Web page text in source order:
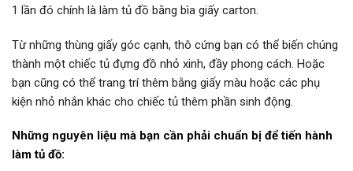
1 lần đó chính là làm tủ đồ bằng bìa giấy carton.
Từ những thùng giấy góc cạnh, thô cứng bạn có thể biến chúng
thành một chiếc tủ đựng đồ nhỏ xinh, đầy phong cách. Hoặc
bạn cũng có thể trang trí thêm bằng giấy màu hoặc các phụ
kiện nhỏ nhắn khác cho chiếc tủ thêm phần sinh động.
Những nguyên liệu mà bạn cần phải chuẩn bị để tiến hành
làm tủ đồ: